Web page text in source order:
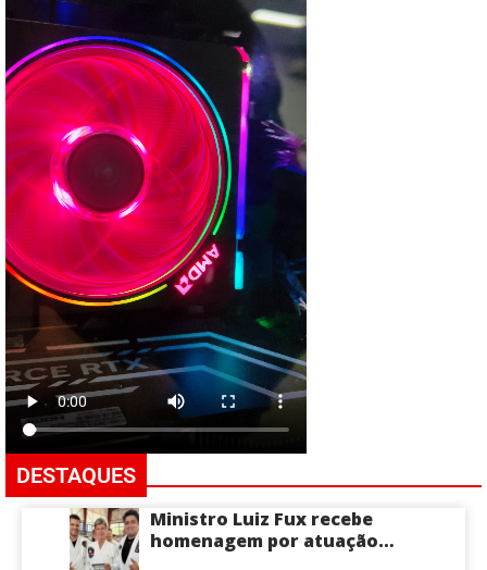
DESTAQUES
Ministro Luiz Fux recebe
homenagem por atuação